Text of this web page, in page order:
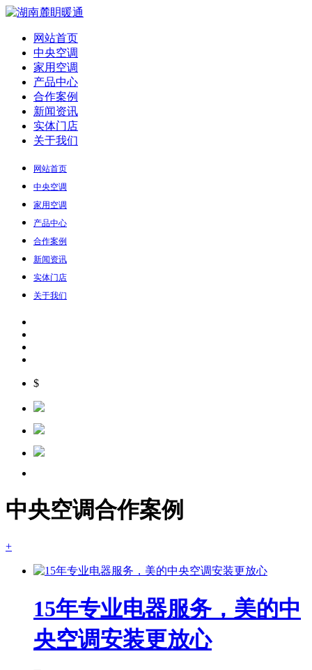
网站首页
中央空调
家用空调
产品中心
合作案例
新闻资讯
实体门店
关于我们
网站首页
中央空调
家用空调
产品中心
合作案例
新闻资讯
实体门店
关于我们
$
中央空调合作案例
+
15年专业电器服务，美的中
央空调安装更放心